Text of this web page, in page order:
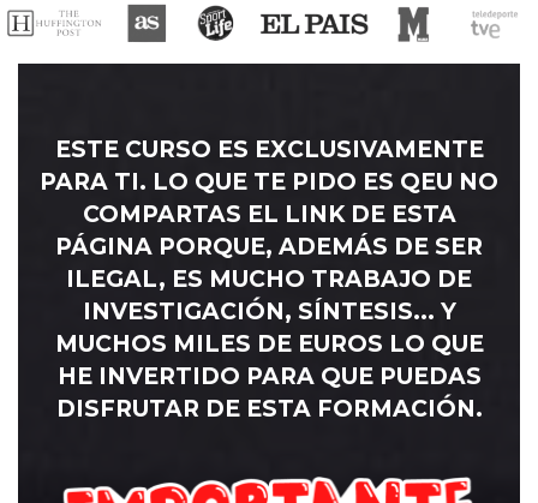
ESTE CURSO ES EXCLUSIVAMENTE
PARA TI. LO QUE TE PIDO ES QEU NO
COMPARTAS EL LINK DE ESTA
PÁGINA PORQUE, ADEMÁS DE SER
ILEGAL, ES MUCHO TRABAJO DE
INVESTIGACIÓN, SÍNTESIS... Y
MUCHOS MILES DE EUROS LO QUE
HE INVERTIDO PARA QUE PUEDAS
DISFRUTAR DE ESTA FORMACIÓN.